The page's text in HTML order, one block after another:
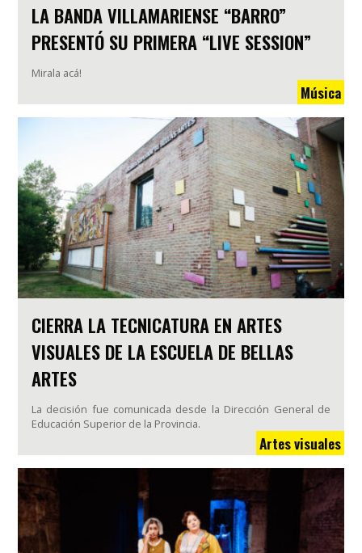
LA BANDA VILLAMARIENSE “BARRO”
PRESENTÓ SU PRIMERA “LIVE SESSION”
Mirala acá!
Música
CIERRA LA TECNICATURA EN ARTES
VISUALES DE LA ESCUELA DE BELLAS
ARTES
La decisión fue comunicada desde la Dirección General de
Educación Superior de la Provincia.
Artes visuales